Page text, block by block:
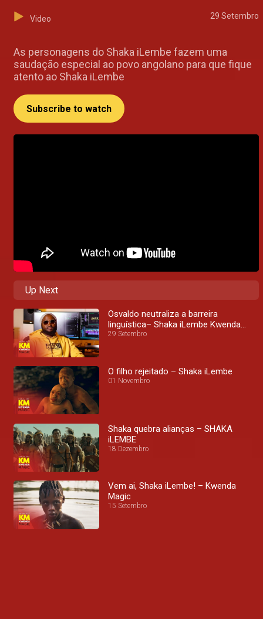
Video 29 Setembro
As personagens do Shaka iLembe fazem uma
saudação especial ao povo angolano para que fique
atento ao Shaka iLembe
Subscribe to watch
Up Next
Osvaldo neutraliza a barreira
linguística– Shaka iLembe Kwenda
Magic
29 Setembro
O filho rejeitado – Shaka iLembe
01 Novembro
Shaka quebra alianças – SHAKA
iLEMBE
18 Dezembro
Vem ai, Shaka iLembe! – Kwenda
Magic
15 Setembro